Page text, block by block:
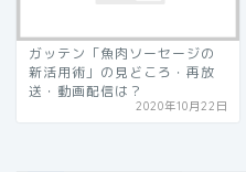
ガッテン「魚肉ソーセージの
新活用術」の見どころ・再放
送・動画配信は？
2020年10月22日